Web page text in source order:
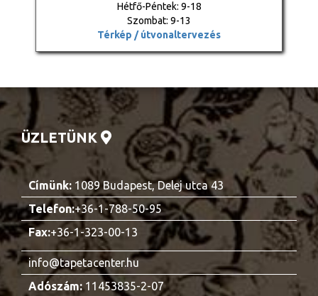
Hétfő-Péntek: 9-18
Szombat: 9-13
Térkép / útvonaltervezés
ÜZLETÜNK
Címünk: 1089 Budapest, Delej utca 43
Telefon:+36-1-788-50-95
Fax:+36-1-323-00-13
info@tapetacenter.hu
Adószám:11453835-2-07